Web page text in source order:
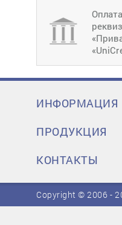
ИНФОРМАЦИЯ
ПРОДУКЦИЯ
КОНТАКТЫ
Copyright © 2006 -